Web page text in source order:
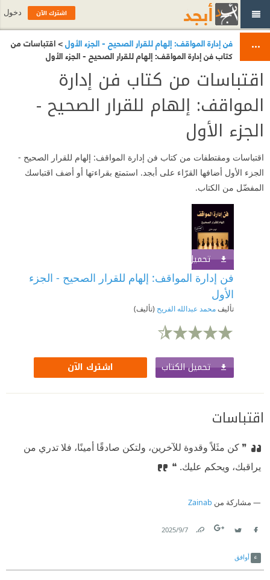
فن إدارة المواقف: إلهام للقرار الصحيح - الجزء الأول> اقتباسات من
كتاب فن إدارة المواقف: إلهام للقرار الصحيح - الجزء الأول
اقتباسات من كتاب فن إدارة
المواقف: إلهام للقرار الصحيح -
الجزء الأول
اقتباسات ومقتطفات من كتاب فن إدارة المواقف: إلهام للقرار الصحيح -
الجزء الأول أضافها القرّاء على أبجد. استمتع بقراءتها أو أضف اقتباسك
المفضّل من الكتاب.
تحميل الكتاب
فن إدارة المواقف: إلهام للقرار الصحيح - الجزء
الأول
تأليفمحمد عبدالله الفريح (تأليف)
تحميل الكتاب اشترك الآن
اقتباسات
❞ كن مثَلاً وقدوة للآخرين، ولتكن صادقًا أمينًا، فلا تدري من
يراقبك، ويحكم عليك. ❝
مشاركة من Zainab
7‏/9‏/2025
أوافق
اشترك الآن دخول